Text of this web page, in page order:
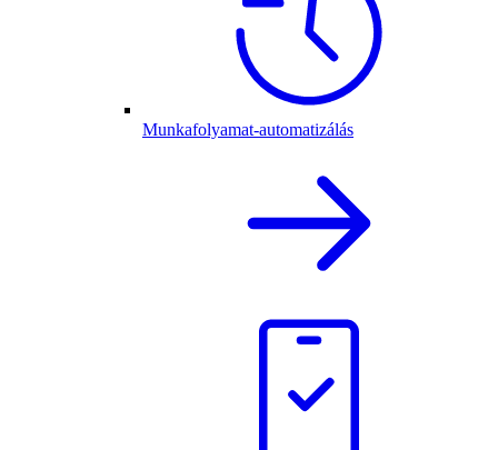
Munkafolyamat-automatizálás